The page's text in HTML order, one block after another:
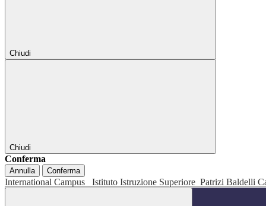
Chiudi
Chiudi
Conferma
Annulla Conferma
International Campus Istituto Istruzione Superiore Patrizi Baldelli